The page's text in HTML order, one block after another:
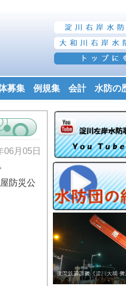
募集 例規集 会計 水防の
06月05日
防災公